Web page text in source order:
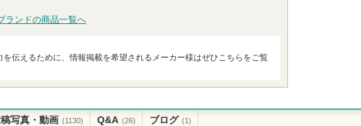
ランドの商品一覧へ
伝えるために、情報掲載を希望されるメーカー様はぜひこちらをご覧
写真・動画 (1130) Q&A (26) ブログ (1)